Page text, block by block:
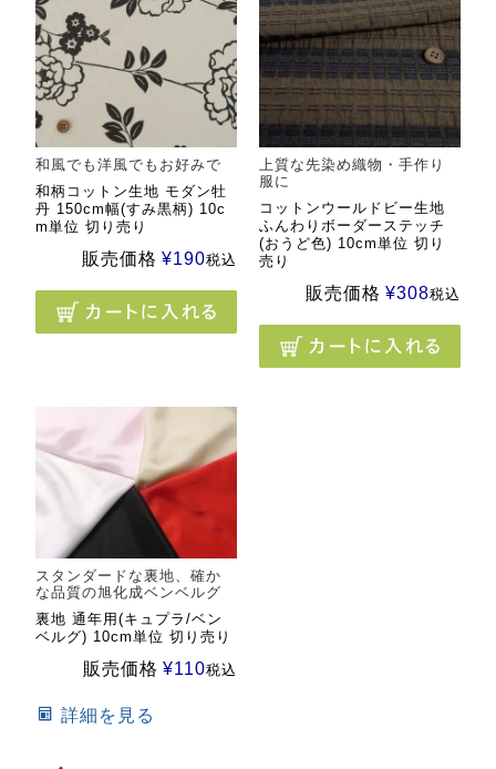
和風でも洋風でもお好みで
和柄コットン生地 モダン牡
丹 150cm幅(すみ黒柄) 10c
m単位 切り売り
販売価格 ¥190税込
上質な先染め織物・手作り
服に
コットンウールドビー生地
ふんわりボーダーステッチ
(おうど色) 10cm単位 切り
売り
販売価格 ¥308税込
スタンダードな裏地、確か
な品質の旭化成ベンベルグ
裏地 通年用(キュプラ/ベン
ベルグ) 10cm単位 切り売り
販売価格 ¥110税込
詳細を見る